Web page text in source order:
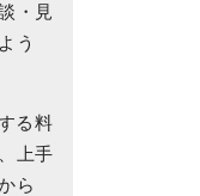
・見
う
る料
上手
ら